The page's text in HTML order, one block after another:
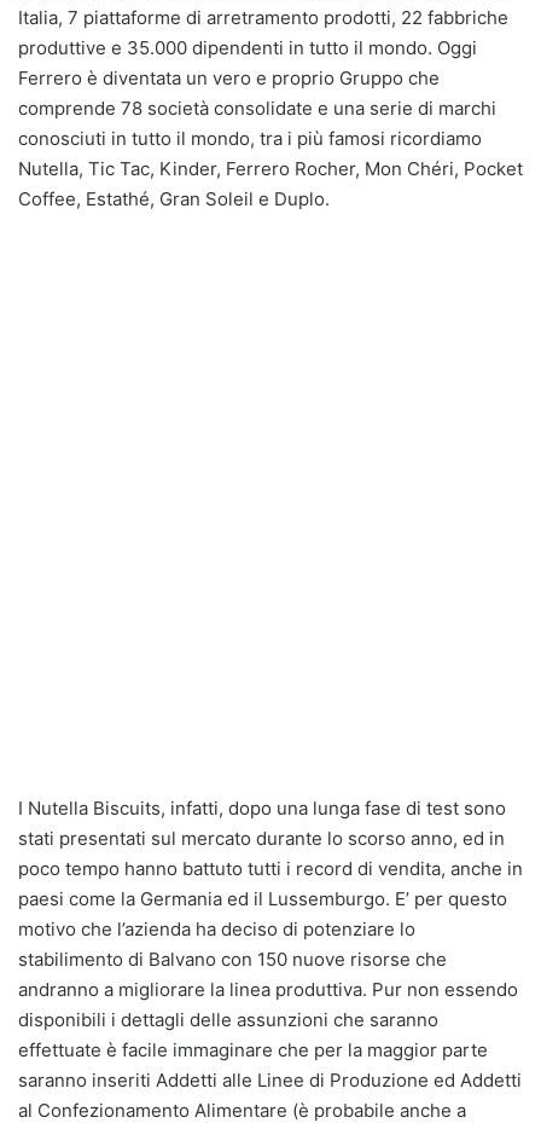
Italia, 7 piattaforme di arretramento prodotti, 22 fabbriche
produttive e 35.000 dipendenti in tutto il mondo. Oggi
Ferrero è diventata un vero e proprio Gruppo che
comprende 78 società consolidate e una serie di marchi
conosciuti in tutto il mondo, tra i più famosi ricordiamo
Nutella, Tic Tac, Kinder, Ferrero Rocher, Mon Chéri, Pocket
Coffee, Estathé, Gran Soleil e Duplo.
I Nutella Biscuits, infatti, dopo una lunga fase di test sono
stati presentati sul mercato durante lo scorso anno, ed in
poco tempo hanno battuto tutti i record di vendita, anche in
paesi come la Germania ed il Lussemburgo. E’ per questo
motivo che l’azienda ha deciso di potenziare lo
stabilimento di Balvano con 150 nuove risorse che
andranno a migliorare la linea produttiva. Pur non essendo
disponibili i dettagli delle assunzioni che saranno
effettuate è facile immaginare che per la maggior parte
saranno inseriti Addetti alle Linee di Produzione ed Addetti
al Confezionamento Alimentare (è probabile anche a